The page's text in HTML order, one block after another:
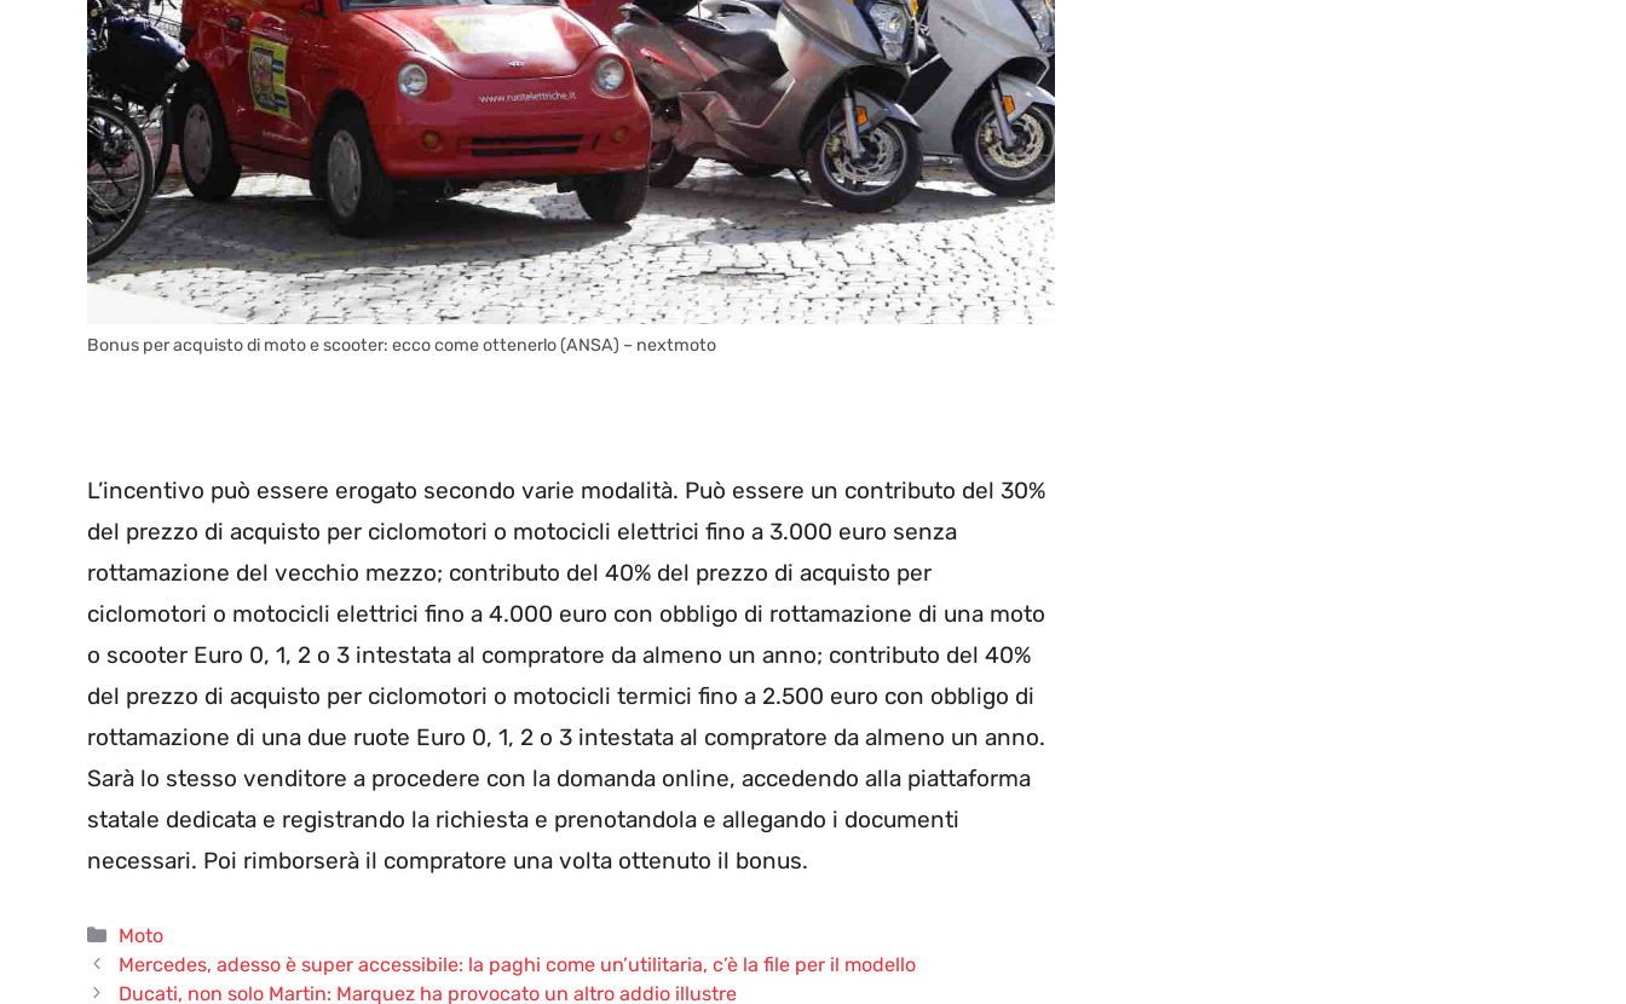
Bonus per acquisto di moto e scooter: ecco come ottenerlo (ANSA) – nextmoto
L’incentivo può essere erogato secondo varie modalità. Può essere un contributo del 30%
del prezzo di acquisto per ciclomotori o motocicli elettrici fino a 3.000 euro senza
rottamazione del vecchio mezzo; contributo del 40% del prezzo di acquisto per
ciclomotori o motocicli elettrici fino a 4.000 euro con obbligo di rottamazione di una moto
o scooter Euro 0, 1, 2 o 3 intestata al compratore da almeno un anno; contributo del 40%
del prezzo di acquisto per ciclomotori o motocicli termici fino a 2.500 euro con obbligo di
rottamazione di una due ruote Euro 0, 1, 2 o 3 intestata al compratore da almeno un anno.
Sarà lo stesso venditore a procedere con la domanda online, accedendo alla piattaforma
statale dedicata e registrando la richiesta e prenotandola e allegando i documenti
necessari. Poi rimborserà il compratore una volta ottenuto il bonus.
Categorie
Moto
Mercedes, adesso è super accessibile: la paghi come un’utilitaria, c’è la file per il modello
Ducati, non solo Martin: Marquez ha provocato un altro addio illustre